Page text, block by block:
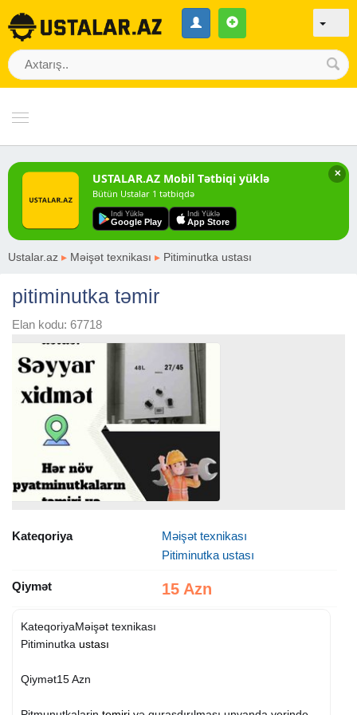
✕
USTALAR.AZ Mobil Tətbiqi yüklə
Bütün Ustalar 1 tətbiqdə
Indi Yüklə
Google Play
Indi Yüklə
App Store
Ustalar.az ▸ Məişət texnikası ▸ Pitiminutka ustası
pitiminutka təmir
Elan kodu: 67718
Kateqoriya
Məişət texnikası
Pitiminutka ustası
Qiymət 15 Azn
KateqoriyaMəişət texnikası
Pitiminutka ustası
Qiymət15 Azn